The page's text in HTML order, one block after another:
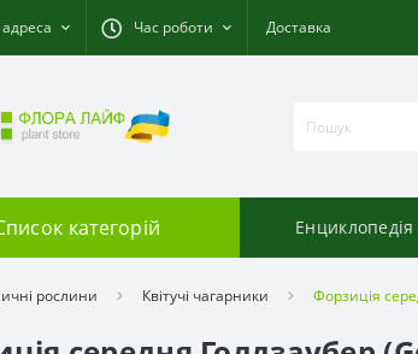
Час роботи Доставка
категорій
рослини Квітучі чагарники Форзиція